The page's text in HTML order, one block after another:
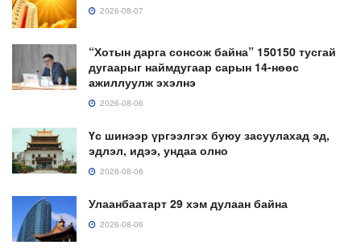
2026-08-07
“Хотын дарга сонсож байна” 150150 тусгай
дугаарыг наймдугаар сарын 14-нөөс
ажиллуулж эхэлнэ
2026-08-06
Үс шинээр үргээлгэх буюу засуулахад эд,
эдлэл, идээ, ундаа олно
2026-08-06
Улаанбаатарт 29 хэм дулаан байна
2026-08-06